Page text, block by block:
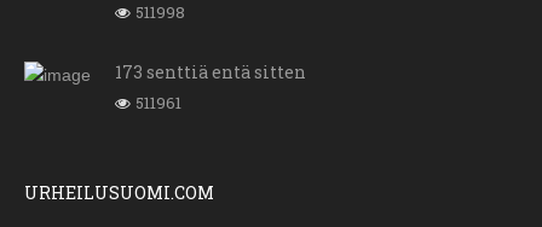
511998
173 senttiä entä sitten
511961
URHEILUSUOMI.COM